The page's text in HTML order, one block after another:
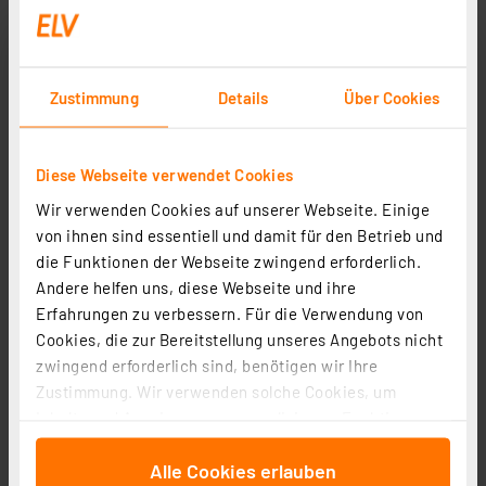
Zustimmung Details Über Cookies
Diese Webseite verwendet Cookies
Wir verwenden Cookies auf unserer Webseite. Einige
von ihnen sind essentiell und damit für den Betrieb und
die Funktionen der Webseite zwingend erforderlich.
Andere helfen uns, diese Webseite und ihre
Erfahrungen zu verbessern. Für die Verwendung von
Cookies, die zur Bereitstellung unseres Angebots nicht
zwingend erforderlich sind, benötigen wir Ihre
Zustimmung. Wir verwenden solche Cookies, um
für soziale Medien anbieten zu können und die Zugriffe
auf unsere Website zu analysieren. Außerdem geben
Alle Cookies erlauben
ELV Funk-Kamerasystem KS200 HD, 2,4 GHz, App (iOS &
Android), HD (720p)